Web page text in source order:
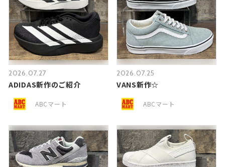
2026.07.27
ADIDAS新作のご紹介
ABCマート
2026.07.25
VANS新作☆
ABCマート